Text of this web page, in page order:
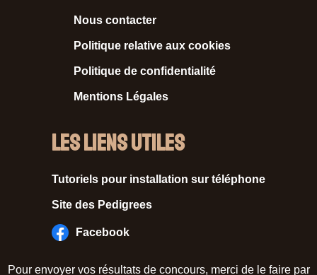
Nous contacter
Politique relative aux cookies
Politique de confidentialité
Mentions Légales
Les liens utiles
Tutoriels pour installation sur téléphone
Site des Pedigrees
Facebook
Pour envoyer vos résultats de concours, merci de le faire par